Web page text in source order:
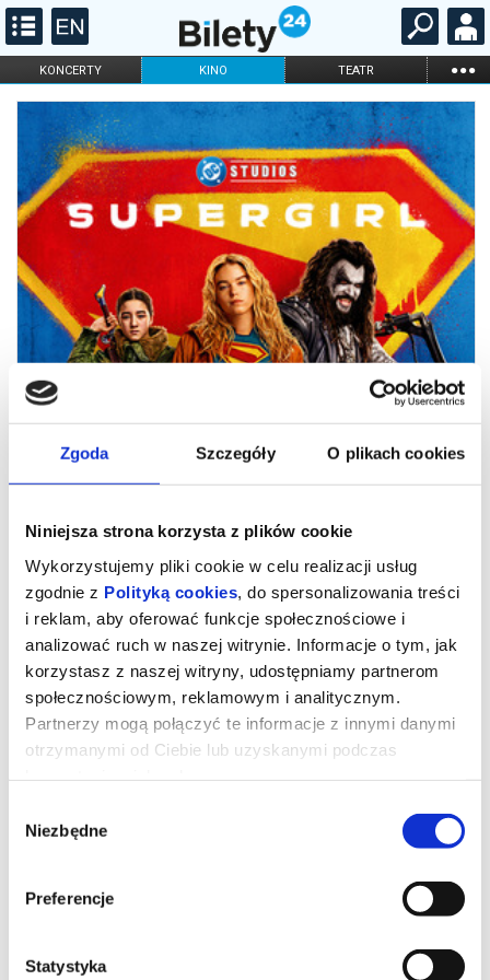
Zgoda Szczegóły O plikach cookies
Niniejsza strona korzysta z plików cookie
Wykorzystujemy pliki cookie w celu realizacji usług
zgodnie z Polityką cookies , do spersonalizowania treści
i reklam, aby oferować funkcje społecznościowe i
analizować ruch w naszej witrynie. Informacje o tym, jak
korzystasz z naszej witryny, udostępniamy partnerom
społecznościowym, reklamowym i analitycznym.
Partnerzy mogą połączyć te informacje z innymi danymi
otrzymanymi od Ciebie lub uzyskanymi podczas
zgody
Niezbędne
Preferencje
Statystyka
KONCERTY KINO TEATR ...
FILHARMONIA OPERA I BALET
STAND-UP
DLA DZIECI
KARNETY
Supergirl, najnowszy wielkoekranowy film DC Studios, Milly Alcock
gra w nim podwójną rolę Supergirl i Kary Zor-El. Obraz reżyseruje
Craig Gillespie na podstawie scenariusza Any Nogueiry. Kiedy
siły z zaskakującym towarzyszem w pełnej przygód,
międzygalaktycznej podróży w poszukiwaniu zemsty i